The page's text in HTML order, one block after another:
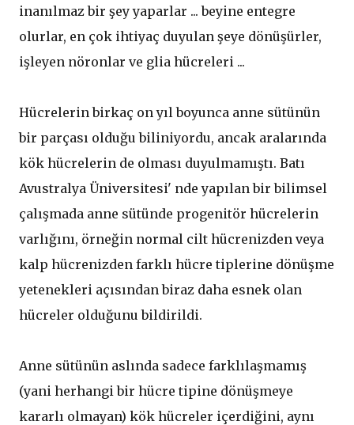
inanılmaz bir şey yaparlar ... beyine entegre
olurlar, en çok ihtiyaç duyulan şeye dönüşürler,
işleyen nöronlar ve glia hücreleri ...
Hücrelerin birkaç on yıl boyunca anne sütünün
bir parçası olduğu biliniyordu, ancak aralarında
kök hücrelerin de olması duyulmamıştı. Batı
Avustralya Üniversitesi' nde yapılan bir bilimsel
çalışmada anne sütünde progenitör hücrelerin
varlığını, örneğin normal cilt hücrenizden veya
kalp hücrenizden farklı hücre tiplerine dönüşme
yetenekleri açısından biraz daha esnek olan
hücreler olduğunu bildirildi.
Anne sütünün aslında sadece farklılaşmamış
(yani herhangi bir hücre tipine dönüşmeye
kararlı olmayan) kök hücreler içerdiğini, aynı